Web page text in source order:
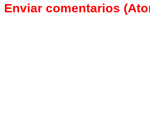
Enviar comentarios